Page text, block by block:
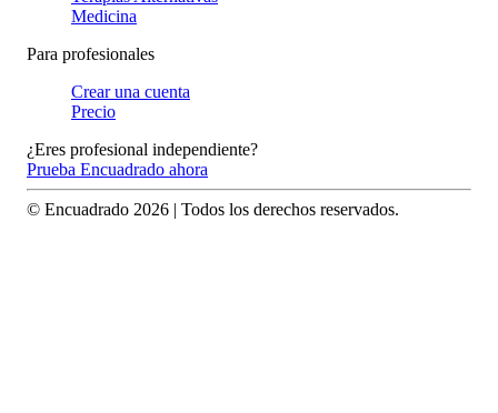
Medicina
Para profesionales
Crear una cuenta
Precio
¿Eres profesional independiente?
Prueba Encuadrado ahora
© Encuadrado 2026 | Todos los derechos reservados.